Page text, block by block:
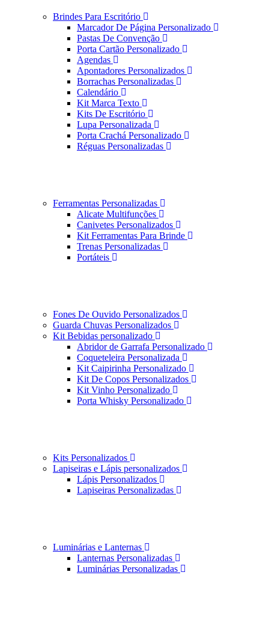
Brindes Para Escritório
Marcador De Página Personalizado
Pastas De Convenção
Porta Cartão Personalizado
Agendas
Apontadores Personalizados
Borrachas Personalizadas
Calendário
Kit Marca Texto
Kits De Escritório
Lupa Personalizada
Porta Crachá Personalizado
Réguas Personalizadas
Ferramentas Personalizadas
Alicate Multifunções
Canivetes Personalizados
Kit Ferramentas Para Brinde
Trenas Personalizadas
Portáteis
Fones De Ouvido Personalizados
Guarda Chuvas Personalizados
Kit Bebidas personalizado
Abridor de Garrafa Personalizado
Coqueteleira Personalizada
Kit Caipirinha Personalizado
Kit De Copos Personalizados
Kit Vinho Personalizado
Porta Whisky Personalizado
Kits Personalizados
Lapiseiras e Lápis personalizados
Lápis Personalizados
Lapiseiras Personalizadas
Luminárias e Lanternas
Lanternas Personalizadas
Luminárias Personalizadas